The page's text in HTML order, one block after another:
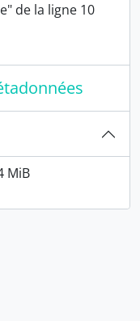
de la ligne 10
MiB